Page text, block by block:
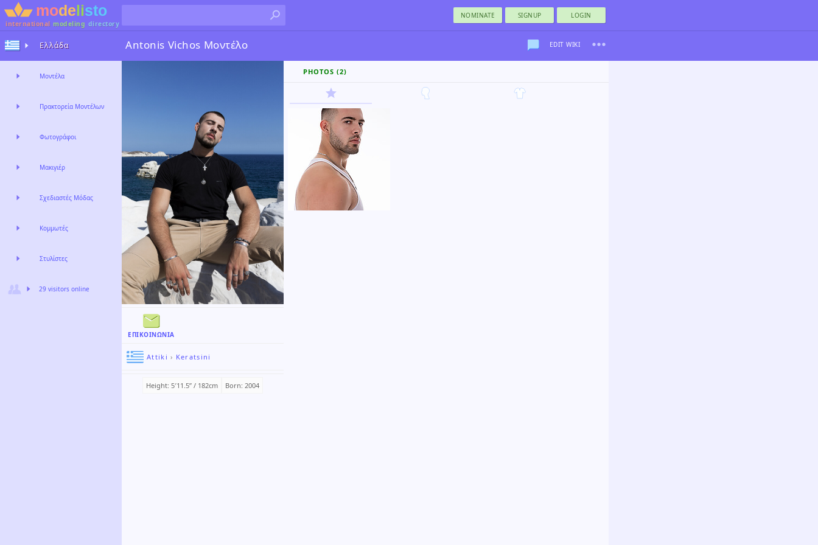
international modeling directory
NOMINATE SIGNUP LOGIN
Antonis Vichos Μοντέλο EDIT WIKI
ΕΠΙΚΟΙΝΩΝΊΑ
Attiki › Keratsini
Height: 5′11.5ʺ / 182cm Born: 2004
PHOTOS (2)
Ελλάδα
Μοντέλα
Πρακτορεία Μοντέλων
Φωτογράφοι
Μακιγιέρ
Σχεδιαστές Μόδας
Κομμωτές
Στυλίστες
29 visitors online